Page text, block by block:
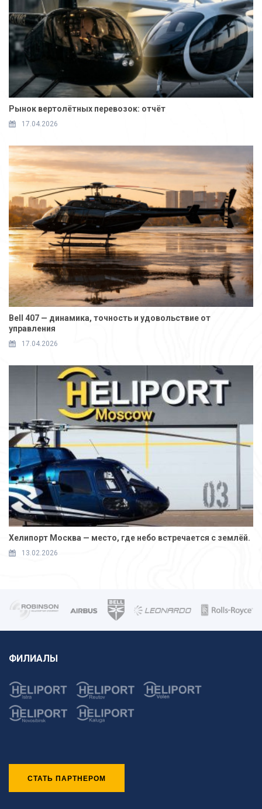
Рынок вертолётных перевозок: отчёт
17.04.2026
Bell 407 — динамика, точность и удовольствие от
управления
17.04.2026
Хелипорт Москва — место, где небо встречается с землёй.
13.02.2026
ФИЛИАЛЫ
СТАТЬ ПАРТНЕРОМ